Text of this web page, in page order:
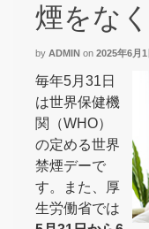
煙をな
by ADMIN on 2025年6月1
毎年5月31日
は世界保健機
関（WHO）
の定める世界
禁煙デーで
す。また、厚
生労働省では